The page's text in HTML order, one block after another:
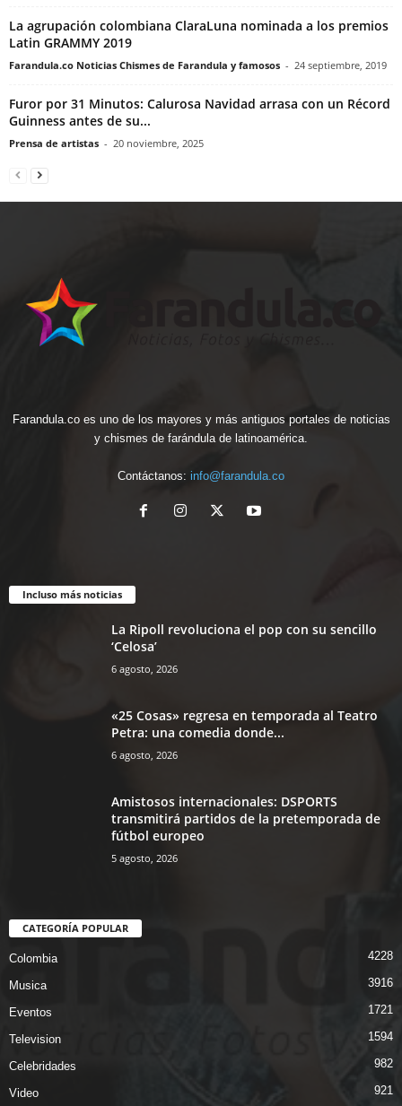
La agrupación colombiana ClaraLuna nominada a los premios
Latin GRAMMY 2019
Farandula.co Noticias Chismes de Farandula y famosos - 24 septiembre, 2019
Furor por 31 Minutos: Calurosa Navidad arrasa con un Récord
Guinness antes de su...
Prensa de artistas - 20 noviembre, 2025
Farandula.co es uno de los mayores y más antiguos portales de noticias
y chismes de farándula de latinoamérica.
Contáctanos: info@farandula.co
Incluso más noticias
La Ripoll revoluciona el pop con su sencillo
‘Celosa’
6 agosto, 2026
«25 Cosas» regresa en temporada al Teatro
Petra: una comedia donde...
6 agosto, 2026
Amistosos internacionales: DSPORTS
transmitirá partidos de la pretemporada de
fútbol europeo
5 agosto, 2026
CATEGORÍA POPULAR
Colombia 4228
Musica 3916
Eventos 1721
Television 1594
Celebridades 982
Video 921